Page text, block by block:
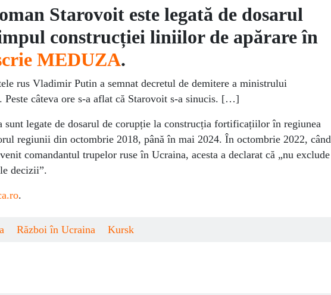
Starovoit este legată de dosarul
construcției liniilor de apărare în
MEDUZA.
rus Vladimir Putin a semnat decretul de demitere a ministrului
câteva ore s-a aflat că Starovoit s-a sinucis. […]
sunt legate de dosarul de corupție la construcția fortificațiilor în regiunea
regiunii din octombrie 2018, până în mai 2024. În octombrie 2022, când
comandantul trupelor ruse în Ucraina, acesta a declarat că „nu exclude
decizii”.
.
Război în Ucraina Kursk